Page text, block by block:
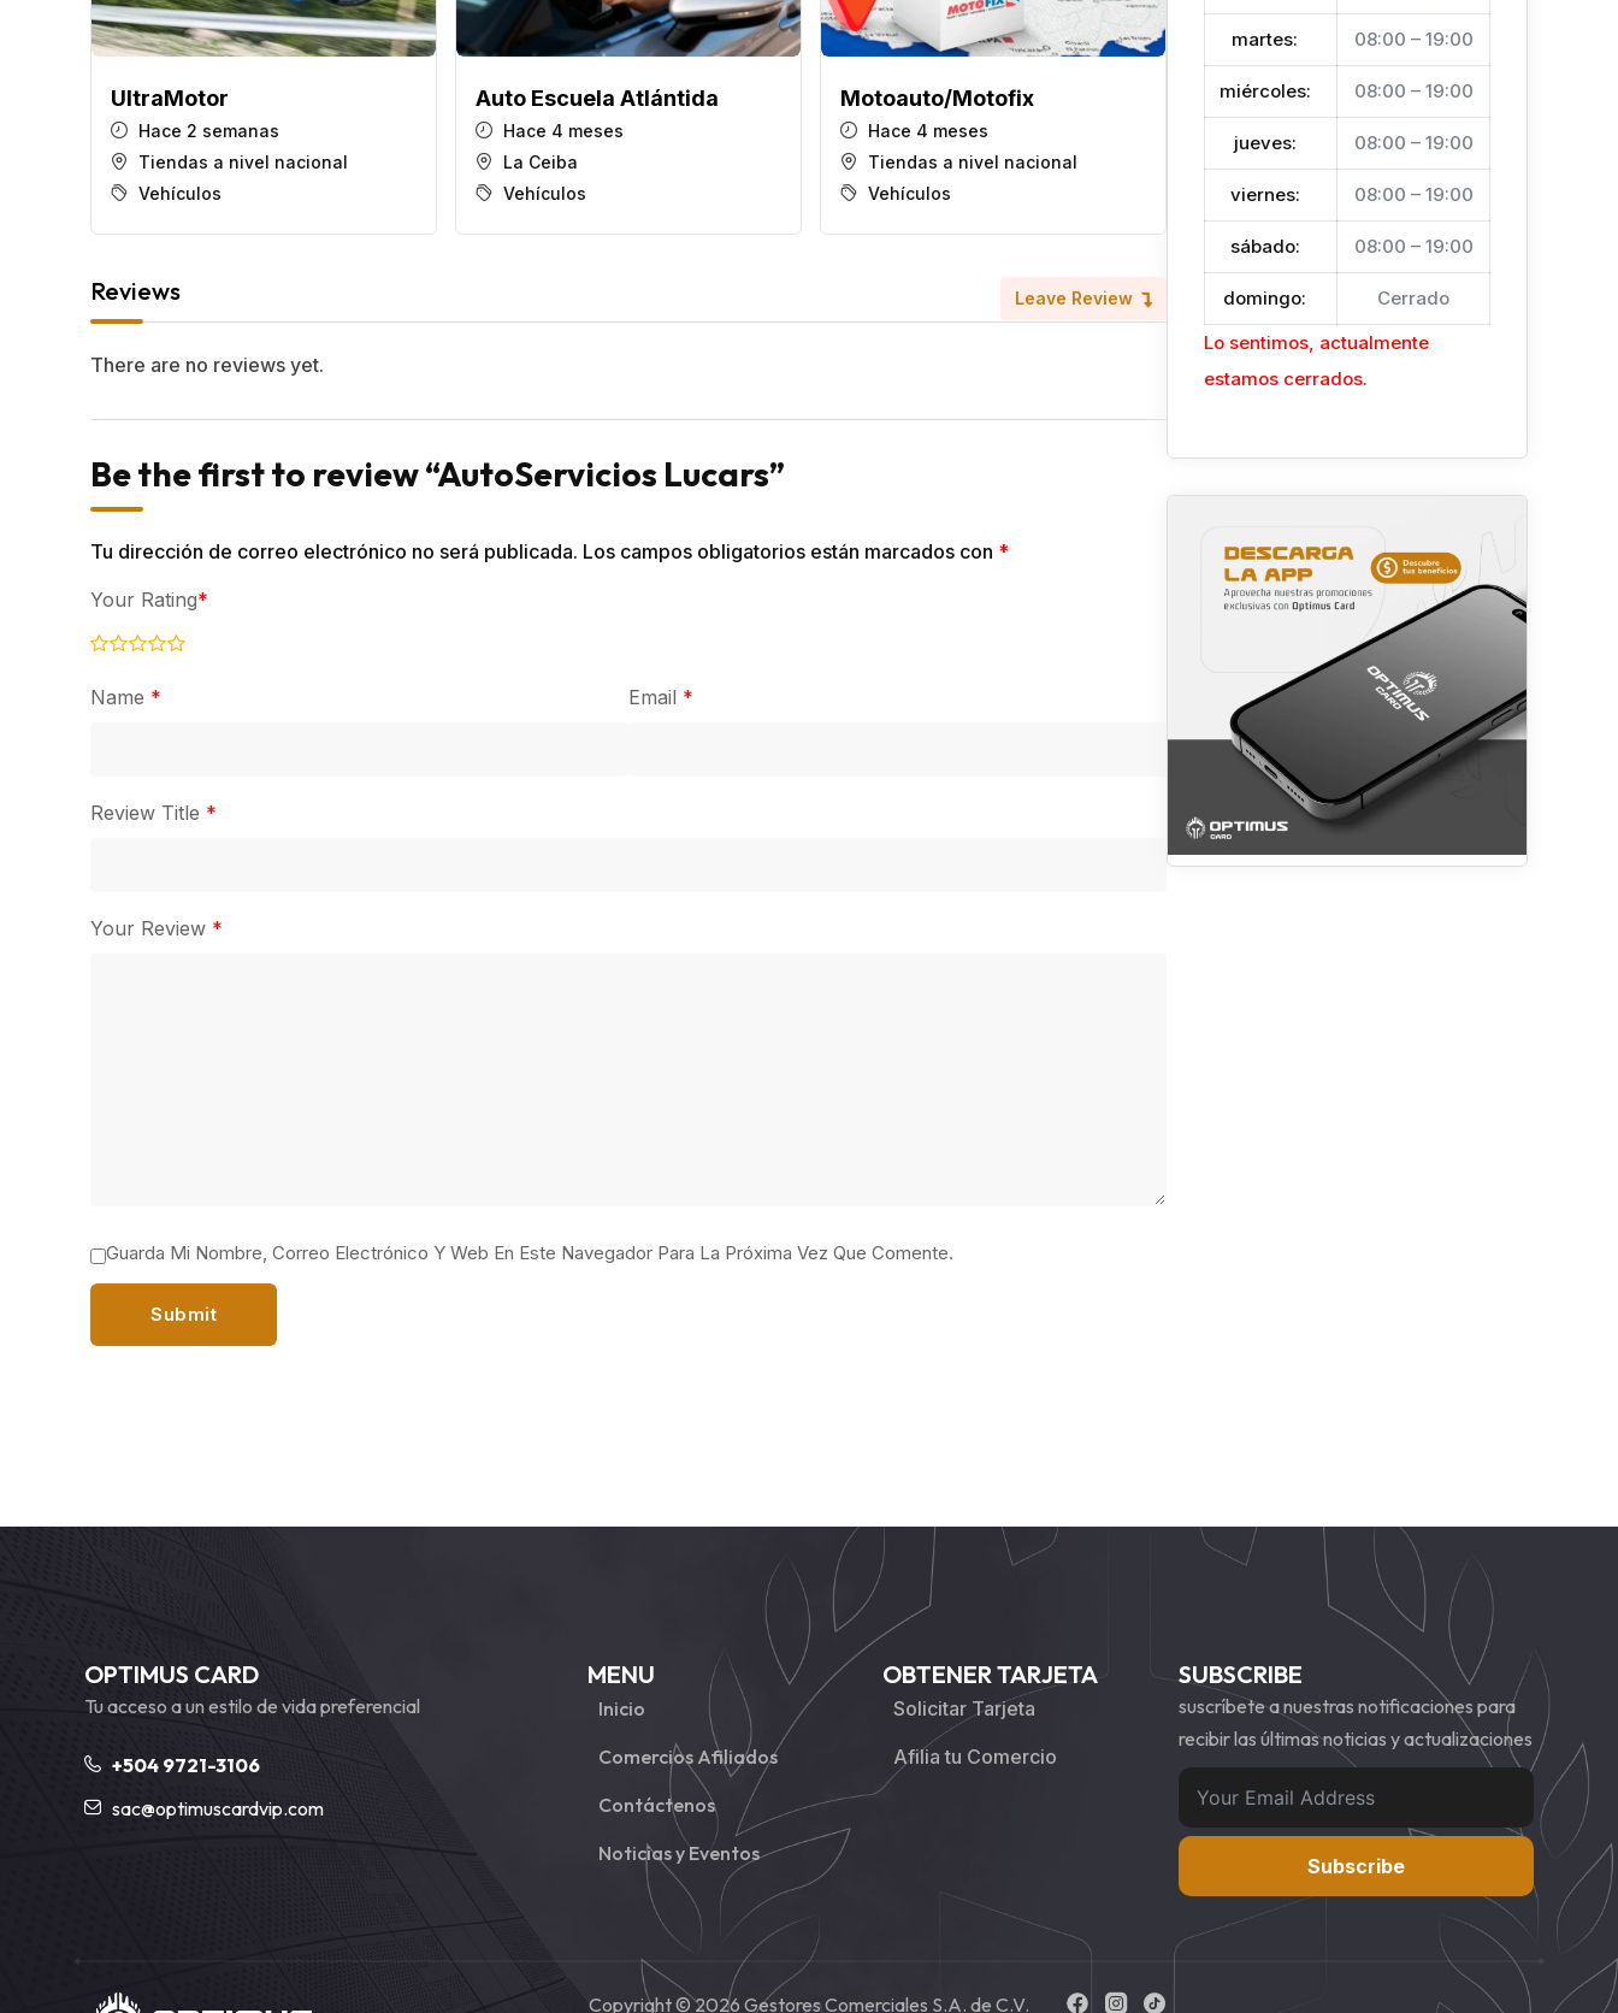
UltraMotor
Hace 2 semanas
Tiendas a nivel nacional
Vehículos
Auto Escuela Atlántida
Hace 4 meses
La Ceiba
Vehículos
Motoauto/Motofix
Hace 4 meses
Tiendas a nivel nacional
Vehículos
X - GPS
Vehículos
Reviews Leave Review
There are no reviews yet.
Be the first to review “AutoServicios Lucars”
Tu dirección de correo electrónico no será publicada. Los campos obligatorios están marcados con *
Review Title *
Your Rating*
Your Review *
Name * Email *
Guarda Mi Nombre, Correo Electrónico Y Web En Este Navegador Para La Próxima Vez Que Comente.
martes: 08:00 – 19:00
miércoles: 08:00 – 19:00
jueves: 08:00 – 19:00
viernes: 08:00 – 19:00
sábado: 08:00 – 19:00
domingo:
Cerrado
Lo sentimos, actualmente
estamos cerrados.
OPTIMUS CARD
Tu acceso a un estilo de vida preferencial
+504 9721-3106
sac@optimuscardvip.com
MENU
Inicio
Comercios Afiliados
Contáctenos
Noticias y Eventos
OBTENER TARJETA
Solicitar Tarjeta
Afilia tu Comercio
SUBSCRIBE
suscríbete a nuestras notificaciones para
recibir las últimas noticias y actualizaciones
Subscribe
Copyright © 2026 Gestores Comerciales S.A. de C.V.